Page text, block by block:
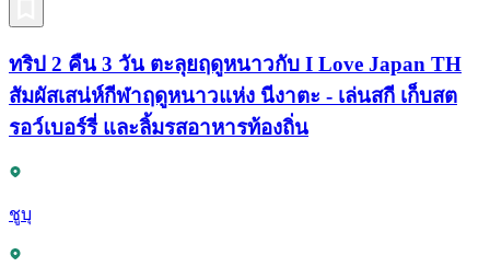
ทริป 2 คืน 3 วัน ตะลุยฤดูหนาวกับ I Love Japan TH
สัมผัสเสน่ห์กีฬาฤดูหนาวแห่ง นีงาตะ - เล่นสกี เก็บสต
รอว์เบอร์รี่ และลิ้มรสอาหารท้องถิ่น
ชูบุ